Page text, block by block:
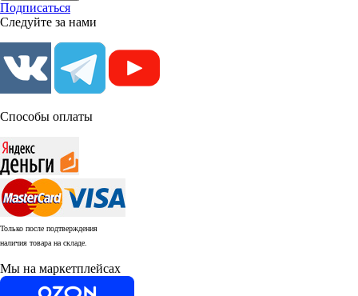
Подписаться
Следуйте за нами
Способы оплаты
Только после подтверждения
наличия товара на складе.
Мы на маркетплейсах